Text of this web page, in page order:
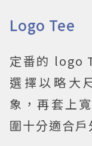
Logo Tee
定番的 logo
選擇以略大
象，再套上
圍十分適合戶